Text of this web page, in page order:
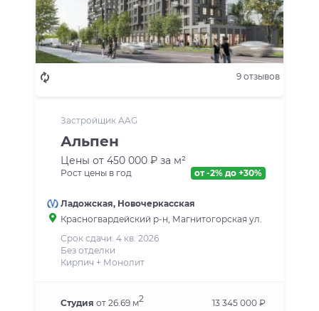
9 отзывов
Застройщик AAG
Альпен
Цены от 450 000 ₽ за м²
Рост цены в год от -2% до +30%
Ладожская, Новочеркасская
Красногвардейский р-н , Магнитогорская ул.
Срок сдачи: 4 кв. 2026
Без отделки
Кирпич + Монолит
Студия от 26.69 м2
13 345 000 ₽